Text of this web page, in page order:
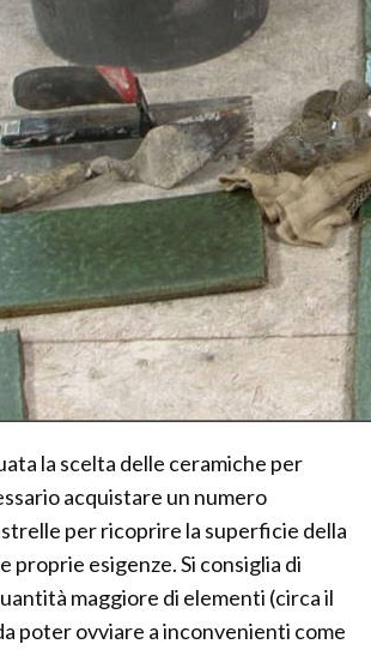
la scelta delle ceramiche per
acquistare un numero
per ricoprire la superficie della
proprie esigenze. Si consiglia di
maggiore di elementi (circa il
poter ovviare a inconvenienti come